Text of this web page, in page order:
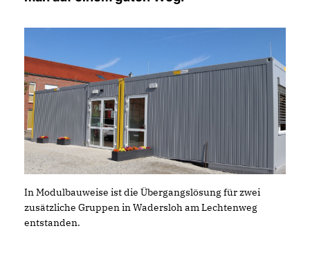
In Modulbauweise ist die Übergangslösung für zwei
zusätzliche Gruppen in Wadersloh am Lechtenweg
entstanden.